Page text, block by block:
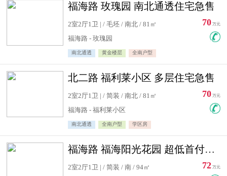
福海路 玫瑰园 南北通透住宅急售
2室2厅1卫 | / 毛坯 / 南北 / 81㎡
福海路 - 玫瑰园
南北通透 黄金楼层 全南户型
70 万元
北二路 福利莱小区 多层住宅急售
2室2厅1卫 | / 简装 / 南北 / 81㎡
福海路 - 福利莱小区
南北通透 全南户型 学区房
70 万元
福海路 福海阳光花园 超低首付住宅急售
2室2厅1卫 | / 简装 / 南 / 94㎡
72 万元